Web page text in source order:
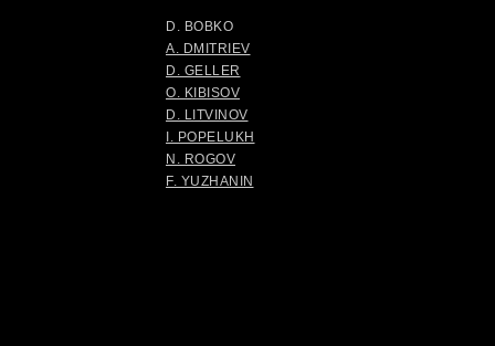
D. BOBKO
A. DMITRIEV
D. GELLER
O. KIBISOV
D. LITVINOV
I. POPELUKH
N. ROGOV
F. YUZHANIN